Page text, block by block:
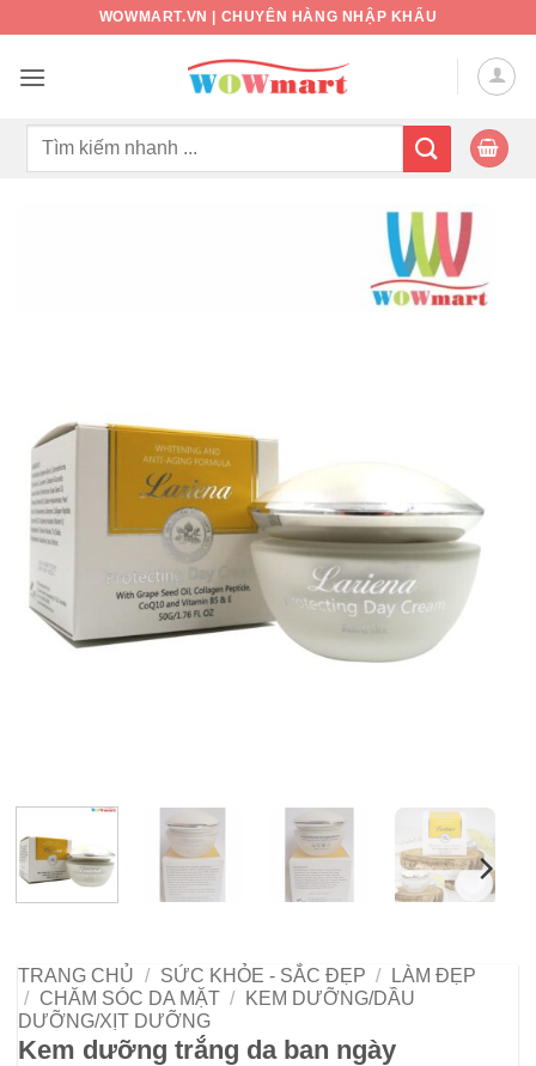
nội
WOWMART.VN | CHUYÊN HÀNG NHẬP KHẨU
Tìm
TRANG CHỦ / SỨC KHỎE - SẮC ĐẸP /
LÀM ĐẸP
/
CHĂM SÓC DA MẶT /
KEM DƯỠNG/DẦU
DƯỠNG/XỊT DƯỠNG
Kem dưỡng trắng da ban ngày